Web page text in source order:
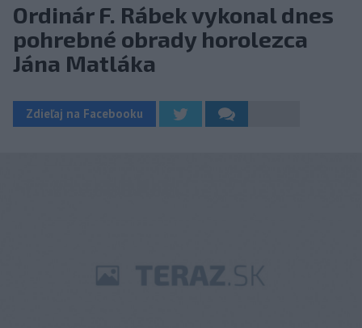
Ordinár F. Rábek vykonal dnes
pohrebné obrady horolezca
Jána Matláka
Zdieľaj na Facebooku